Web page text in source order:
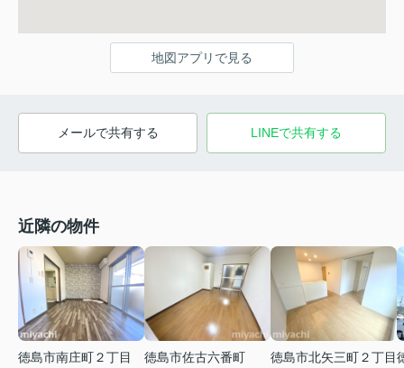
地図アプリで見る
メールで共有する LINEで共有する
近隣の物件
徳島市南庄町２丁目
徳島市佐古六番町
徳島市北矢三町２丁目